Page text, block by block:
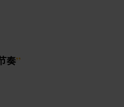
奏”